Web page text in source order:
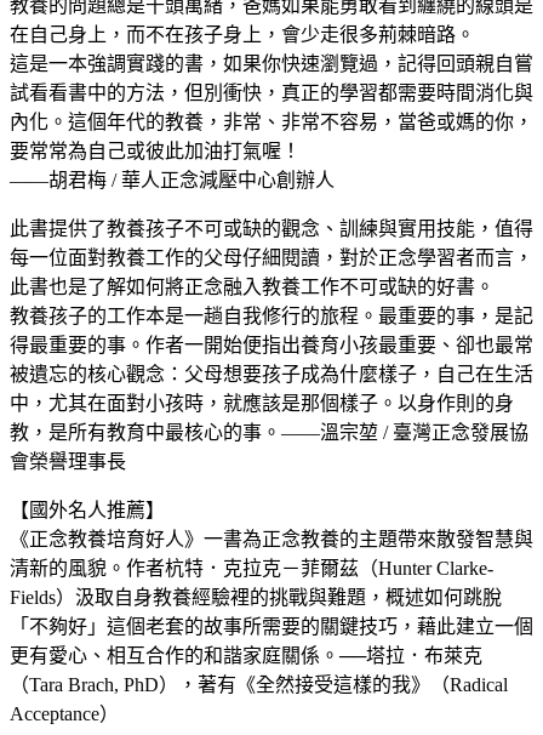
教養的問題總是千頭萬緒，爸媽如果能勇敢看到纏繞的線頭是
在自己身上，而不在孩子身上，會少走很多荊棘暗路。
這是一本強調實踐的書，如果你快速瀏覽過，記得回頭親自嘗
試看看書中的方法，但別衝快，真正的學習都需要時間消化與
內化。這個年代的教養，非常、非常不容易，當爸或媽的你，
要常常為自己或彼此加油打氣喔！
——胡君梅 / 華人正念減壓中心創辦人
此書提供了教養孩子不可或缺的觀念、訓練與實用技能，值得
每一位面對教養工作的父母仔細閱讀，對於正念學習者而言，
此書也是了解如何將正念融入教養工作不可或缺的好書。
教養孩子的工作本是一趟自我修行的旅程。最重要的事，是記
得最重要的事。作者一開始便指出養育小孩最重要、卻也最常
被遺忘的核心觀念：父母想要孩子成為什麼樣子，自己在生活
中，尤其在面對小孩時，就應該是那個樣子。以身作則的身
教，是所有教育中最核心的事。——溫宗堃 / 臺灣正念發展協
會榮譽理事長
【國外名人推薦】
《正念教養培育好人》一書為正念教養的主題帶來散發智慧與
清新的風貌。作者杭特．克拉克－菲爾茲（Hunter Clarke-
Fields）汲取自身教養經驗裡的挑戰與難題，概述如何跳脫
「不夠好」這個老套的故事所需要的關鍵技巧，藉此建立一個
更有愛心、相互合作的和諧家庭關係。──塔拉．布萊克
（Tara Brach, PhD），著有《全然接受這樣的我》（Radical
Acceptance）